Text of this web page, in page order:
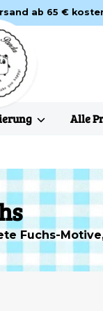
ab 65 €
Alle
Fuchs-